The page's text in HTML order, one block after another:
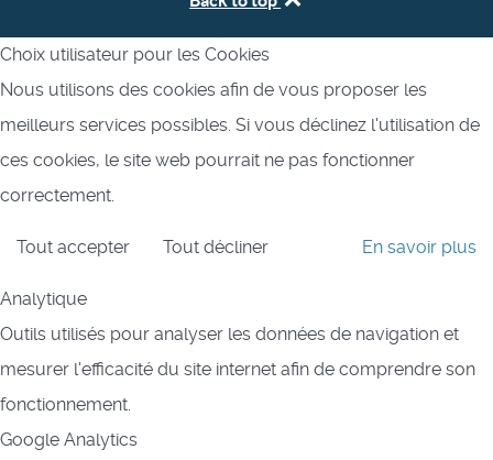
Choix utilisateur pour les Cookies
Nous utilisons des cookies afin de vous proposer les
meilleurs services possibles. Si vous déclinez l'utilisation de
ces cookies, le site web pourrait ne pas fonctionner
correctement.
Tout accepter Tout décliner En savoir plus
Analytique
Outils utilisés pour analyser les données de navigation et
mesurer l'efficacité du site internet afin de comprendre son
fonctionnement.
Google Analytics